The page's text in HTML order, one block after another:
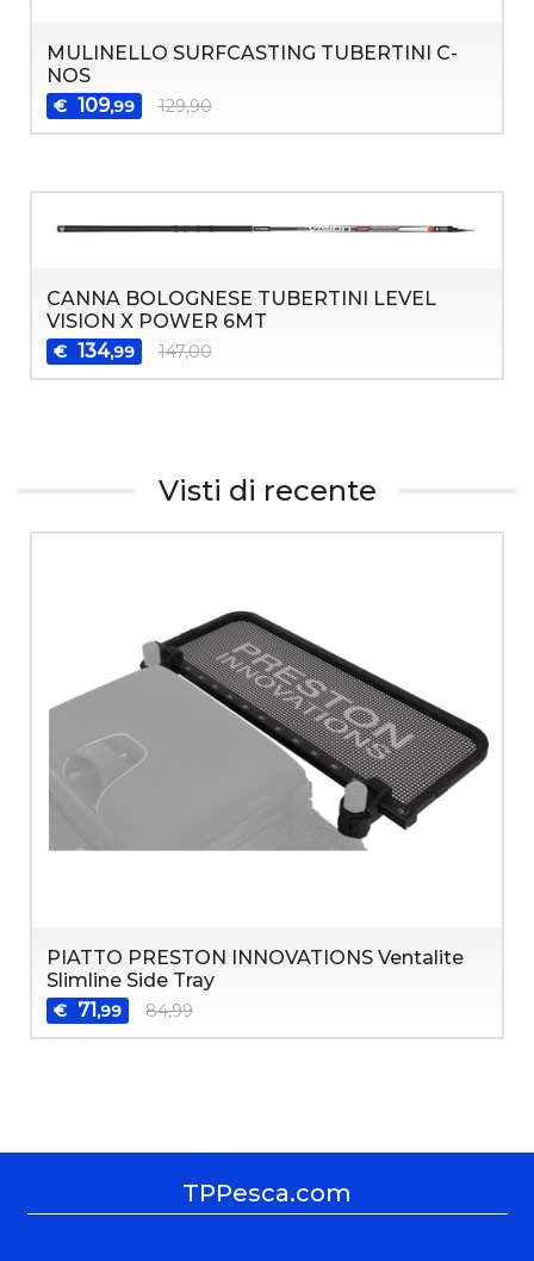
MULINELLO SURFCASTING TUBERTINI C-
NOS
€ 109,99 129,90
CANNA BOLOGNESE TUBERTINI LEVEL
VISION X POWER 6MT
€ 134,99 147,00
Visti di recente
PIATTO PRESTON INNOVATIONS Ventalite
Slimline Side Tray
€ 71 ,99 84,99
TPPesca.com